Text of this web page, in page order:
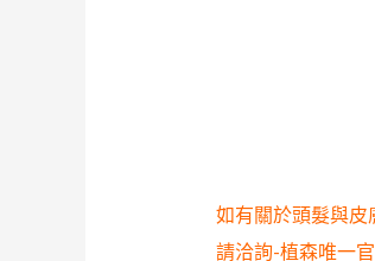
如有關於頭髮與
請洽詢-植森唯一